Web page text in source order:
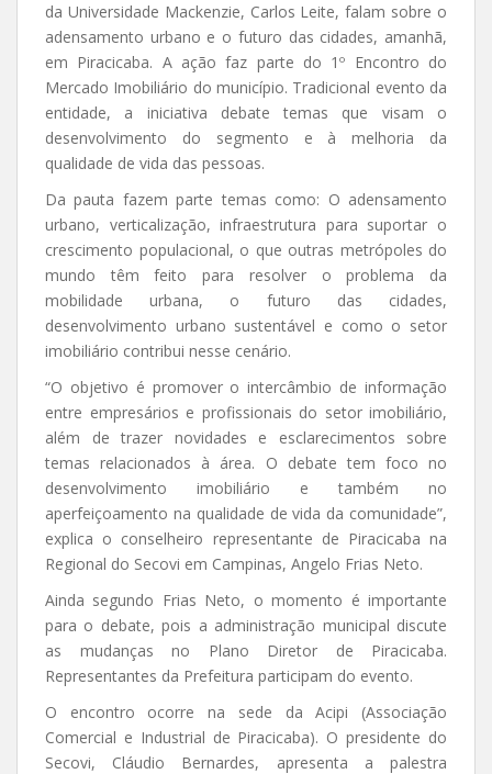
da Universidade Mackenzie, Carlos Leite, falam sobre o
adensamento urbano e o futuro das cidades, amanhã,
em Piracicaba. A ação faz parte do 1º Encontro do
Mercado Imobiliário do município. Tradicional evento da
entidade, a iniciativa debate temas que visam o
desenvolvimento do segmento e à melhoria da
qualidade de vida das pessoas.
Da pauta fazem parte temas como: O adensamento
urbano, verticalização, infraestrutura para suportar o
crescimento populacional, o que outras metrópoles do
mundo têm feito para resolver o problema da
mobilidade urbana, o futuro das cidades,
desenvolvimento urbano sustentável e como o setor
imobiliário contribui nesse cenário.
“O objetivo é promover o intercâmbio de informação
entre empresários e profissionais do setor imobiliário,
além de trazer novidades e esclarecimentos sobre
temas relacionados à área. O debate tem foco no
desenvolvimento imobiliário e também no
aperfeiçoamento na qualidade de vida da comunidade”,
explica o conselheiro representante de Piracicaba na
Regional do Secovi em Campinas, Angelo Frias Neto.
Ainda segundo Frias Neto, o momento é importante
para o debate, pois a administração municipal discute
as mudanças no Plano Diretor de Piracicaba.
Representantes da Prefeitura participam do evento.
O encontro ocorre na sede da Acipi (Associação
Comercial e Industrial de Piracicaba). O presidente do
Secovi, Cláudio Bernardes, apresenta a palestra